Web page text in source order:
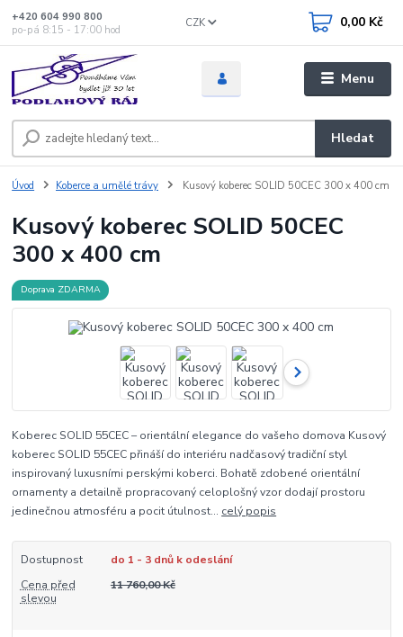
Menu
CZK
Hledat
+420 604 990 800
po-pá 8:15 - 17:00 hod
0,00 Kč
Úvod Koberce a umělé trávy Kusový koberec SOLID 50CEC 300 x 400 cm
Kusový koberec SOLID 50CEC
300 x 400 cm
Doprava ZDARMA
Koberec SOLID 55CEC – orientální elegance do vašeho domova Kusový
koberec SOLID 55CEC přináší do interiéru nadčasový tradiční styl
inspirovaný luxusními perskými koberci. Bohatě zdobené orientální
ornamenty a detailně propracovaný celoplošný vzor dodají prostoru
jedinečnou atmosféru a pocit útulnost... celý popis
Dostupnost
do 1 - 3 dnů k odeslání
Cena před
slevou
11 760,00 Kč